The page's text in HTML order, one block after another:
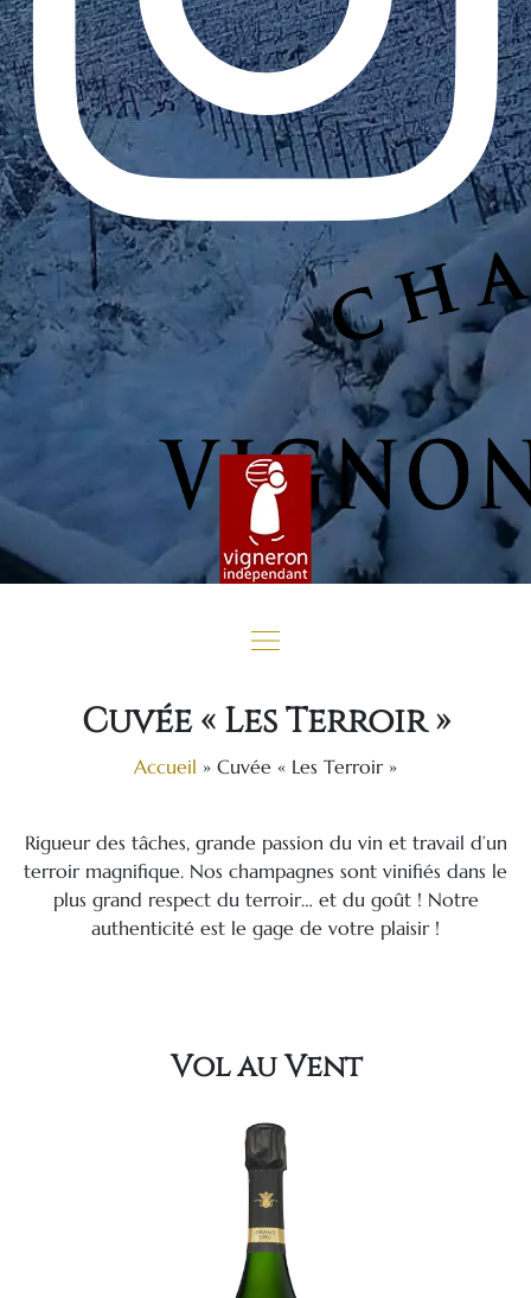
Cuvée « Les Terroir »
Accueil » Cuvée « Les Terroir »
Rigueur des tâches, grande passion du vin et travail d’un
terroir magnifique. Nos champagnes sont vinifiés dans le
plus grand respect du terroir… et du goût ! Notre
authenticité est le gage de votre plaisir !
Vol au Vent